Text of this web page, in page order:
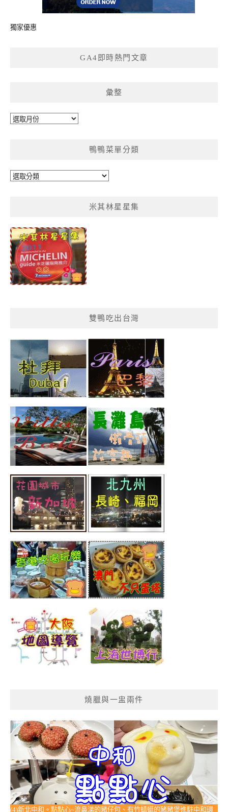
獨家優惠
GA4即時熱門文章
彙整
彙
鴨鴨菜單分類
鴨
類
米其林星星集
雙鴨吃出台灣
燒臘與一盅兩件
(4)新北中和。點點心~流鼻涕的豬仔包、有竹蜻蜓的豬豬煲進駐中和環